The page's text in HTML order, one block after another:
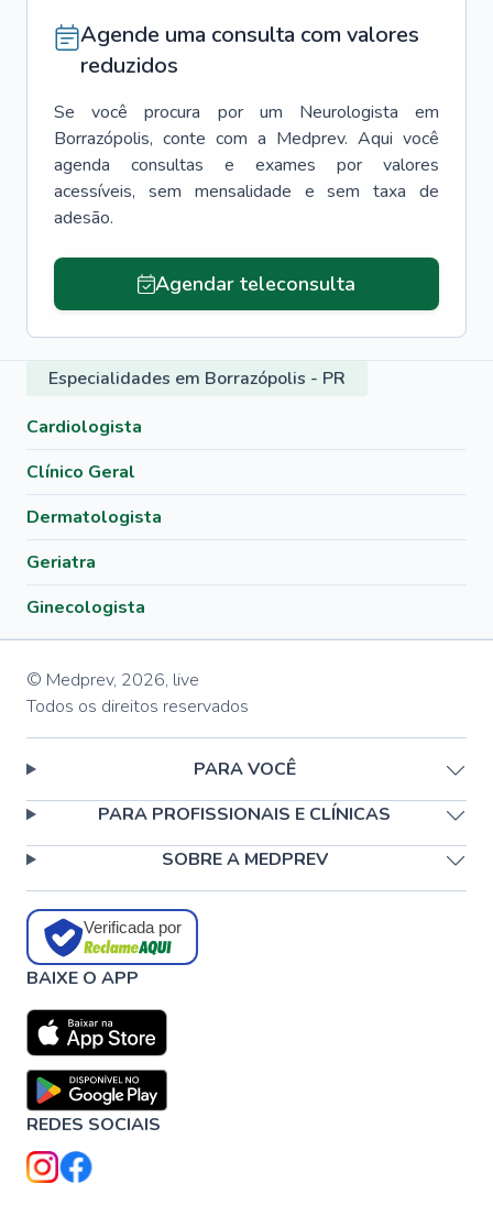
Agende uma consulta com valores
reduzidos
Se você procura por um Neurologista
em
Borrazópolis, conte com a Medprev. Aqui você
agenda consultas e exames por valores
acessíveis, sem mensalidade e sem taxa de
adesão.
Agendar teleconsulta
Especialidades em Borrazópolis - PR
Cardiologista
Clínico Geral
Dermatologista
Geriatra
Ginecologista
© Medprev, 2026, live
Todos os direitos reservados
PARA VOCÊ
PARA PROFISSIONAIS E CLÍNICAS
SOBRE A MEDPREV
Verificada por
BAIXE O APP
REDES SOCIAIS